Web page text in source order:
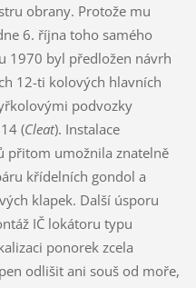
obrany. Protože mu
6. října toho samého
1970 byl předložen návrh
12-ti kolových hlavních
podvozky
(Cleat). Instalace
přitom umožnila znatelně
křídelních gondol a
klapek. Další úsporu
IČ lokátoru typu
ponorek zcela
odlišit ani souš od moře,